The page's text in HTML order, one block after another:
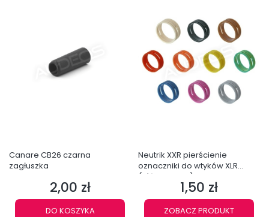
Canare CB26 czarna
zagłuszka
Cena
2,00 zł
DO KOSZYKA
Neutrik XXR pierścienie
oznaczniki do wtyków XLR
(różne kolory)
Cena
1,50 zł
ZOBACZ PRODUKT